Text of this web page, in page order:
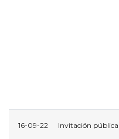
16-09-22 Invitación pública